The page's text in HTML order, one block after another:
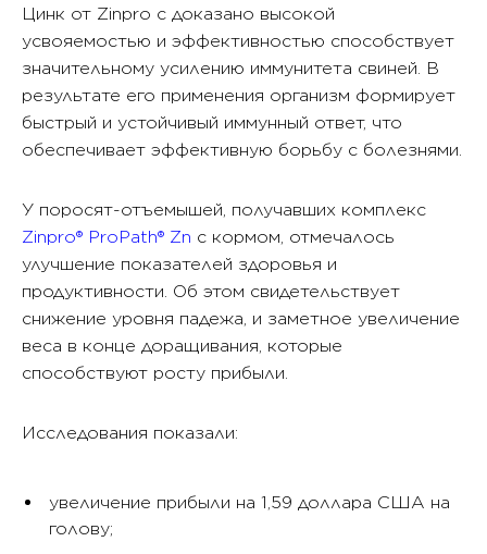
Цинк от Zinpro с доказано высокой
усвояемостью и эффективностью способствует
значительному усилению иммунитета свиней. В
результате его применения организм формирует
быстрый и устойчивый иммунный ответ, что
обеспечивает эффективную борьбу с болезнями.
У поросят-отъемышей, получавших комплекс
Zinpro® ProPath® Zn с кормом, отмечалось
улучшение показателей здоровья и
продуктивности. Об этом свидетельствует
снижение уровня падежа, и заметное увеличение
веса в конце доращивания, которые
способствуют росту прибыли.
Исследования показали:
увеличение прибыли на 1,59 доллара США на
голову;